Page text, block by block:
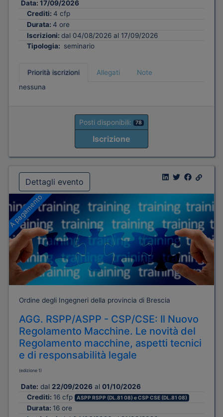
Data: 17/09/2026
Crediti: 4 cfp
Durata: 4 ore
Iscrizioni: dal 04/08/2026 al 17/09/2026
Tipologia: seminario
Priorità iscrizioni Allegati
Note
nessuna
Posti disponibili: 78
Iscrizione
Dettagli evento
A pagamento
Ordine degli Ingegneri della provincia di Brescia
AGG. RSPP/ASPP - CSP/CSE: Il Nuovo
Regolamento Macchine. Le novità del
Regolamento macchine, aspetti tecnici
e di responsabilità legale
(edizione 1)
Date: dal 22/09/2026 al 01/10/2026
Crediti: 16 cfp ASPP RSPP (DL.81 08) e CSP CSE (DL.81 08)
Durata: 16 ore